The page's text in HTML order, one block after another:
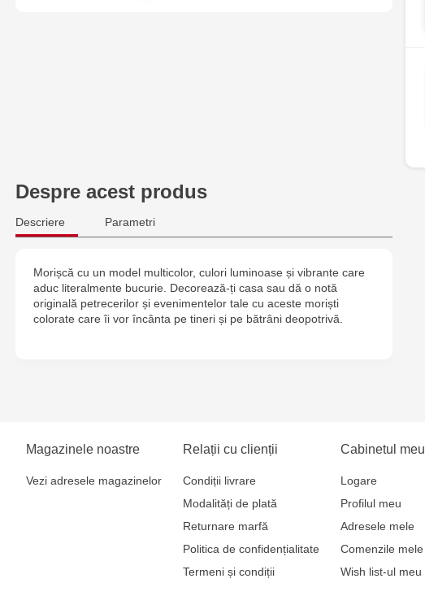
Despre acest produs
Descriere Parametri
Morișcă cu un model multicolor, culori luminoase și vibrante care
aduc literalmente bucurie. Decorează-ți casa sau dă o notă
originală petrecerilor și evenimentelor tale cu aceste moriști
colorate care îi vor încânta pe tineri și pe bătrâni deopotrivă.
Magazinele noastre
Vezi adresele magazinelor
Relații cu clienții
Condiții livrare
Modalități de plată
Returnare marfă
Politica de confidențialitate
Termeni și condiții
Cabinetul meu
Logare
Profilul meu
Adresele mele
Comenzile mele
Wish list-ul meu